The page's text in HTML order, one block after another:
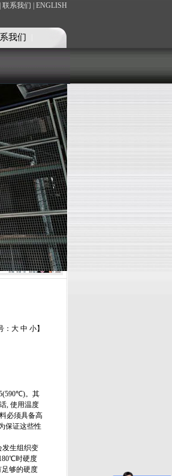
联系我们 | ENGLISH
我们
： 大 中 小】
。其
, 使用温度
必须具备高
保证这些性
发生组织变
时硬度
够的硬度